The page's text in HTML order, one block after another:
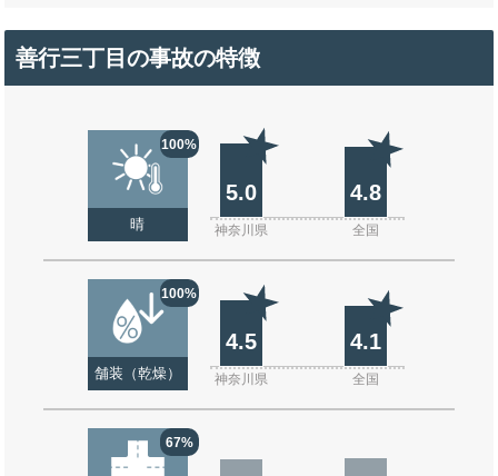
善行三丁目の事故の特徴
100%
晴
5.0 4.8
神奈川県 全国
100%
舗装（乾燥）
4.5 4.1
神奈川県 全国
67%